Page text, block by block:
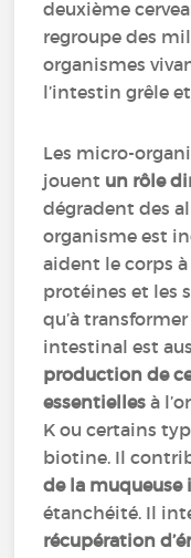
deuxième
regroupe des
organismes
l’intestin grêle
Les micro-
jouent un rôle
dégradent des
organisme est
aident le corps
protéines et les
qu’à
intestinal est
production de
essentielles à
K ou certains
biotine. Il
de la
étanchéité. Il
récupération